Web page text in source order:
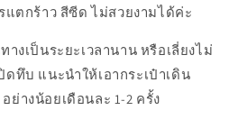
แตกร้าว สีซีด ไม่สวยงามได้ค่ะ
างเป็นระยะเวลานาน หรือเลี่ยงไม่
ทึบ แนะนำให้เอากระเป๋าเดิน
ย่างน้อยเดือนละ 1-2 ครั้ง